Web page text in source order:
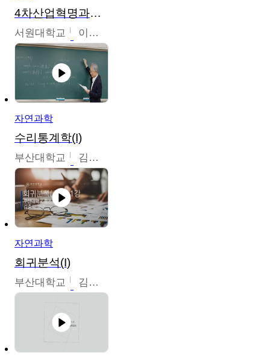
4차산업혁명과우리의미래
서원대학교 이병권
자연과학
수리통계학(I)
부산대학교 김충락
자연과학
회귀분석(I)
부산대학교 김충락